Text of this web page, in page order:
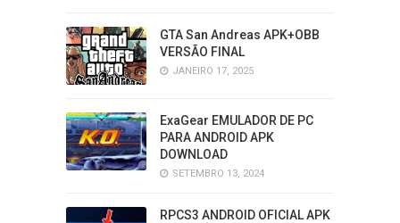
GTA San Andreas APK+OBB
VERSÃO FINAL
JANEIRO 17, 2025
ExaGear EMULADOR DE PC
PARA ANDROID APK
DOWNLOAD
SETEMBRO 13, 2024
RPCS3 ANDROID OFICIAL APK